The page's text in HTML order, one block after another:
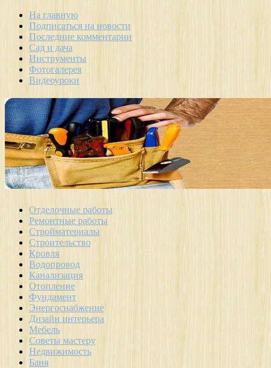
На главную
Подписаться на новости
Последние комментарии
Сад и дача
Инструменты
Фотогалерея
Видеоуроки
Отделочные работы
Ремонтные работы
Стройматериалы
Строительство
Кровля
Водопровод
Канализация
Отопление
Фундамент
Энергоснабжение
Дизайн интерьера
Мебель
Советы мастеру
Недвижимость
Баня